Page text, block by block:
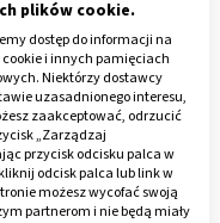
plików cookie.
dostęp do informacji na
i innych pamięciach
Niektórzy dostawcy
uzasadnionego interesu,
zaakceptować, odrzucić
„Zarządzaj
przycisk odcisku palca w
odcisk palca lub link w
możesz wycofać swoją
partnerom i nie będą miały